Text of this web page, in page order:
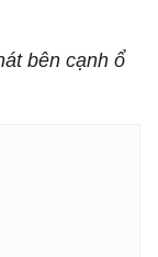
bên cạnh ổ